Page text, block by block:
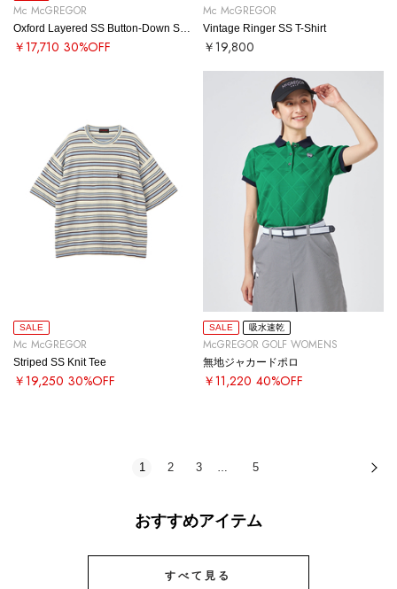
Mc McGREGOR
Oxford Layered SS Button-Down Shirt
￥17,710 30%OFF
Mc McGREGOR
Vintage Ringer SS T-Shirt
￥19,800
SALE
Mc McGREGOR
Striped SS Knit Tee
￥19,250 30%OFF
SALE 吸水速乾
McGREGOR GOLF WOMENS
無地ジャカードポロ
￥11,220 40%OFF
1 2 3 … 5
おすすめアイテム
すべて見る